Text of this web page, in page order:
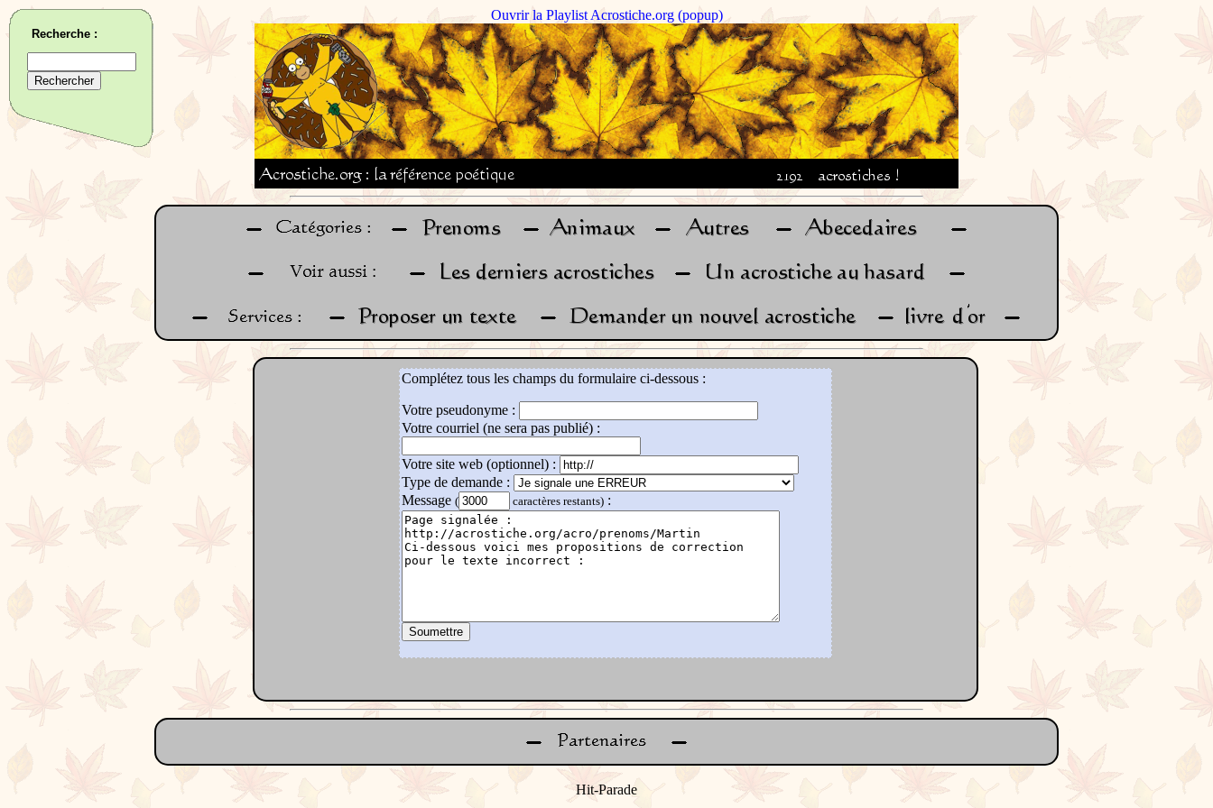
Ouvrir la Playlist Acrostiche.org (popup)
Complétez tous les champs du formulaire ci-dessous :
Votre pseudonyme :
Votre courriel (ne sera pas publié) :
Votre site web (optionnel) :
Type de demande :
Message ( caractères restants) :
Recherche :